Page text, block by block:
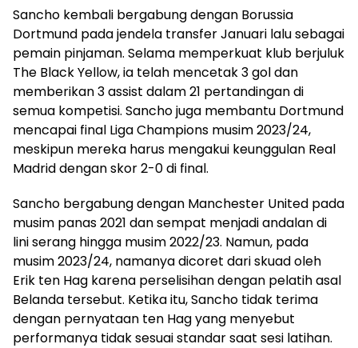
Sancho kembali bergabung dengan Borussia
Dortmund pada jendela transfer Januari lalu sebagai
pemain pinjaman. Selama memperkuat klub berjuluk
The Black Yellow, ia telah mencetak 3 gol dan
memberikan 3 assist dalam 21 pertandingan di
semua kompetisi. Sancho juga membantu Dortmund
mencapai final Liga Champions musim 2023/24,
meskipun mereka harus mengakui keunggulan Real
Madrid dengan skor 2-0 di final.
Sancho bergabung dengan Manchester United pada
musim panas 2021 dan sempat menjadi andalan di
lini serang hingga musim 2022/23. Namun, pada
musim 2023/24, namanya dicoret dari skuad oleh
Erik ten Hag karena perselisihan dengan pelatih asal
Belanda tersebut. Ketika itu, Sancho tidak terima
dengan pernyataan ten Hag yang menyebut
performanya tidak sesuai standar saat sesi latihan.